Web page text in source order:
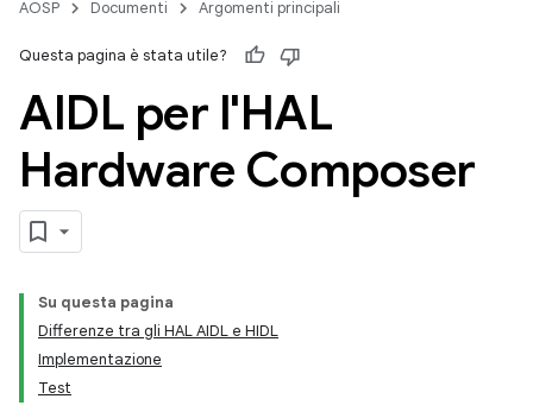
AOSP Documenti Argomenti principali
Questa pagina è stata utile?
AIDL per l'HAL
Hardware Composer
Su questa pagina
Differenze tra gli HAL AIDL e HIDL
Implementazione
Test